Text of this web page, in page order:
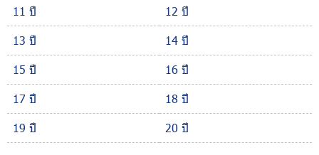
11 ปี
12 ปี
13 ปี
14 ปี
15 ปี
16 ปี
17 ปี
18 ปี
19 ปี
20 ปี